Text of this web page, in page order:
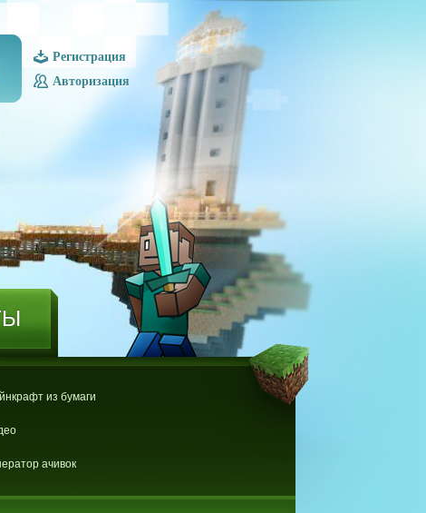
Регистрация
Авторизация
из бумаги
ачивок